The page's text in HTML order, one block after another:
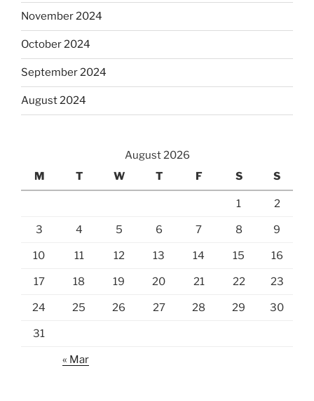
November 2024
October 2024
September 2024
August 2024
August 2026
M
T W T F S S
1 2
3 4 5 6 7 8 9
10 11 12 13 14 15 16
17 18 19 20 21 22 23
24 25 26 27 28 29 30
31
« Mar